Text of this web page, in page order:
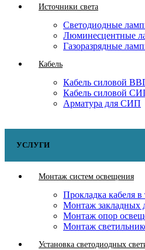
Источники света
Светодиодные
Люминесцентные
Газоразрядные
Кабель
Кабель силовой
Кабель силовой
Арматура для СИП
УСЛУГИ
Монтаж систем освещения
Прокладка кабеля в
Монтаж закладных
Монтаж опор
Монтаж
Установка светодиодных